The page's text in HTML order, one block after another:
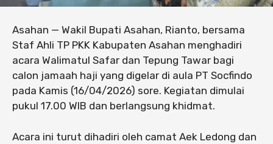
Asahan — Wakil Bupati Asahan, Rianto, bersama
Staf Ahli TP PKK Kabupaten Asahan menghadiri
acara Walimatul Safar dan Tepung Tawar bagi
calon jamaah haji yang digelar di aula PT Socfindo
pada Kamis (16/04/2026) sore. Kegiatan dimulai
pukul 17.00 WIB dan berlangsung khidmat.
Acara ini turut dihadiri oleh camat Aek Ledong dan